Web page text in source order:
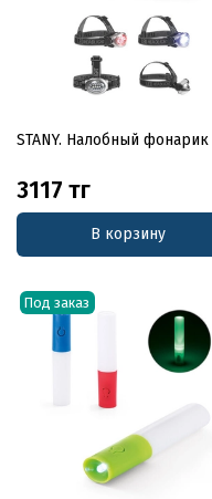
STANY. Налобный фонарик
3117 тг
В корзину
Под заказ